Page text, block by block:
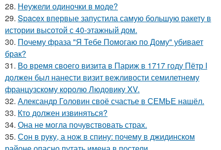
28. Неужели одиночки в моде?
29. Spacex впервые запустила самую большую ракету в
истории высотой с 40-этажный дом.
30. Почему фраза "Я Тебе Помогаю по Дому" убивает
брак?
31. Во время своего визита в Париж в 1717 году Пётр I
должен был нанести визит вежливости семилетнему
французскому королю Людовику XV.
32. Александр Головин своё счастье в СЕМЬЕ нашёл.
33. Кто должен извиняться?
34. Она не могла почувствовать страх.
35. Сон в руку, а нож в спину: почему в джидинском